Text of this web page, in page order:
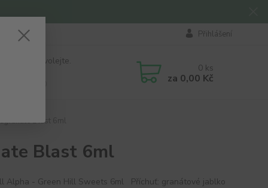
Přihlášení
rady? Zavolejte.
0 ks
za 0,00 Kč
Blast 6ml
Blast 6ml
Alpha - Green Hill Sweets 6ml Příchuť: granátové jablko